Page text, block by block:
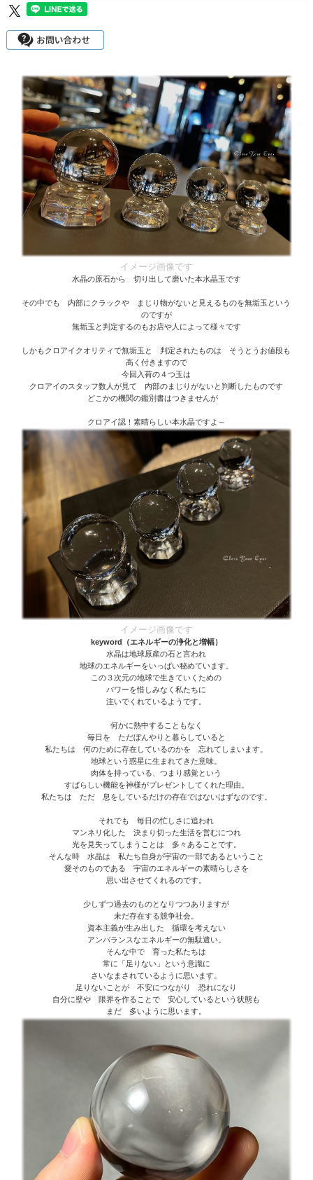
イメージ画像です
水晶の原石から 切り出して磨いた本水晶玉です
その中でも 内部にクラックや まじり物がないと見えるものを無垢玉という
のですが
無垢玉と判定するのもお店や人によって様々です
しかもクロアイクオリティで無垢玉と 判定されたものは そうとうお値段も
高く付きますので
今回入荷の４つ玉は
クロアイのスタッフ数人が見て 内部のまじりがないと判断したものです
どこかの機関の鑑別書はつきませんが
クロアイ認！素晴らしい本水晶ですよ～
イメージ画像です
keyword（エネルギーの浄化と増幅）
水晶は地球原産の石と言われ
地球のエネルギーをいっぱい秘めています。
この３次元の地球で生きていくための
パワーを惜しみなく私たちに
注いでくれているようです。
何かに熱中することもなく
毎日を ただぼんやりと暮らしていると
私たちは 何のために存在しているのかを 忘れてしまいます。
地球という惑星に生まれてきた意味。
肉体を持っている、つまり感覚という
すばらしい機能を神様がプレゼントしてくれた理由。
私たちは ただ 息をしているだけの存在ではないはずなのです。
それでも 毎日の忙しさに追われ
マンネリ化した 決まり切った生活を営むにつれ
光を見失ってしまうことは 多々あることです。
そんな時 水晶は 私たち自身が宇宙の一部であるということ
愛そのものである 宇宙のエネルギーの素晴らしさを
思い出させてくれるのです。
少しずつ過去のものとなりつつありますが
未だ存在する競争社会。
資本主義が生み出した 循環を考えない
アンバランスなエネルギーの無駄遣い。
そんな中で 育った私たちは
常に「足りない」という意識に
さいなまされているように思います。
足りないことが 不安につながり 恐れになり
自分に壁や 限界を作ることで 安心しているという状態も
まだ 多いように思います。